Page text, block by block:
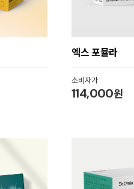
엑스 포뮬라
소비자가
114,000원